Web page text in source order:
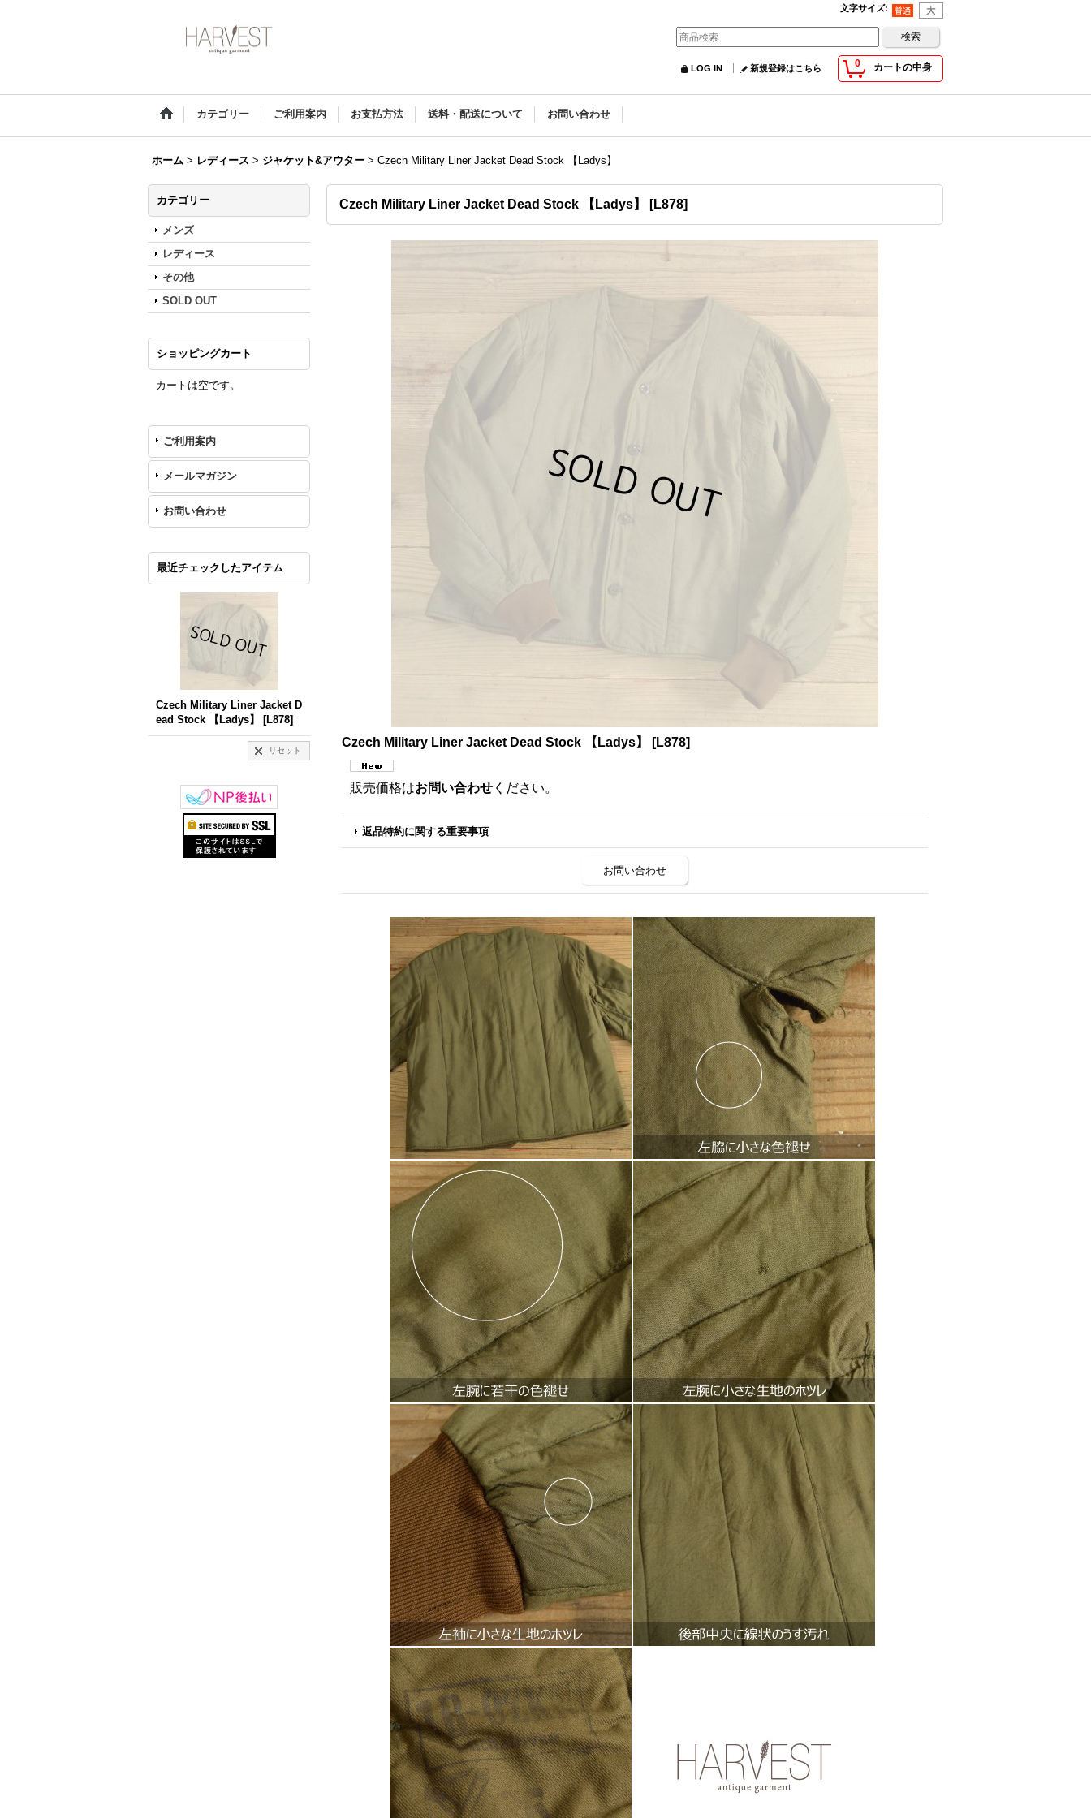
文字サイズ:
0 カートの中身
LOG IN 新規登録はこちら
カテゴリー ご利用案内 お支払方法 送料・配送について お問い合わせ
ホーム > レディース > ジャケット&アウター > Czech Military Liner Jacket Dead Stock 【Ladys】
カテゴリー
メンズ
レディース
その他
SOLD OUT
ショッピングカート
カートは空です。
ご利用案内
メールマガジン
お問い合わせ
最近チェックしたアイテム
Czech Military Liner Jacket D
ead Stock 【Ladys】
[L878]
リセット
Czech Military Liner Jacket Dead Stock 【Ladys】 [L878]
Czech Military Liner Jacket Dead Stock 【Ladys】 [L878]
販売価格はお問い合わせ ください。
返品特約に関する重要事項
お問い合わせ